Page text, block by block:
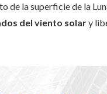
de la superficie de la
del viento solary